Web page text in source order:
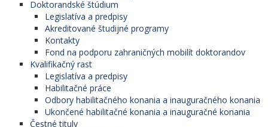
Doktorandské štúdium
Legislatíva a predpisy
Akreditované študijné programy
Kontakty
Fond na podporu zahraničných mobilít doktorandov
Kvalifikačný rast
Legislatíva a predpisy
Habilitačné práce
Odbory habilitačného konania a inauguračného konania
Ukončené habilitačné konania a inauguračné konania
Čestné tituly